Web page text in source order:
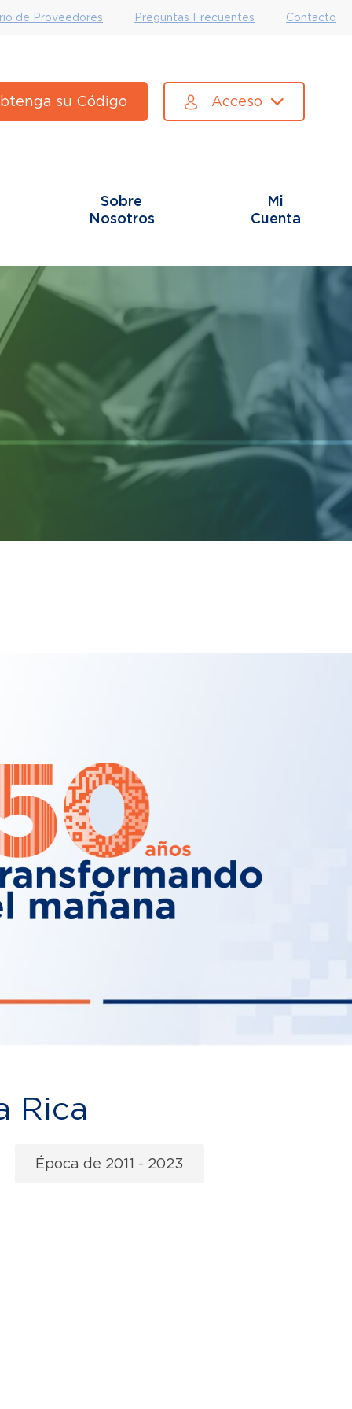
de Proveedores Preguntas Frecuentes Contacto
su Código Acceso
Sobre
Nosotros
Mi
Cuenta
Rica
Época de 2011 - 2023